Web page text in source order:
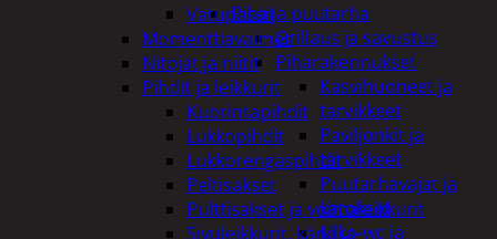
Piha ja puutarha
Grillaus ja savustus
Piharakennukset
Kasvihuoneet ja
tarvikkeet
Paviljonkit ja
tarvikkeet
Puutarhavajat ja
katokset
Ulko-wc ja
Vatupassit
Momenttiavaimet
Nitojat ja niitit
Pihdit ja leikkurit
Kuorintapihdit
Lukkopihdit
Lukkorengaspihdit
Peltisakset
Pulttisakset ja voimaleikkurit
Sivuleikkurit, kärki ja-